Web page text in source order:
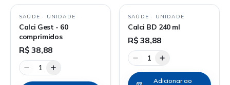
SAÚDE · UNIDADE
Calci Gest - 60
comprimidos
R$ 38,88
1
SAÚDE · UNIDADE
Calci BD 240 ml
R$ 38,88
1
Adicionar ao